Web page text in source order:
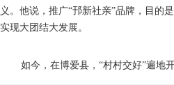
义。他说，推广“邘新社亲”品牌，目的
实现大团结大发展。
如今，在博爱县，“村村交好”遍地开